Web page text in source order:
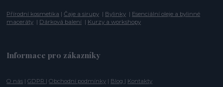
Přírodní kosmetika |Čaje a sirupy | Bylinky | Esenciální oleje a bylinné
maceráty | Dárková balení | Kurzy a workshopy
Informace pro zákazníky
O nás |GDPR |Obchodní podmínky | Blog | Kontakty